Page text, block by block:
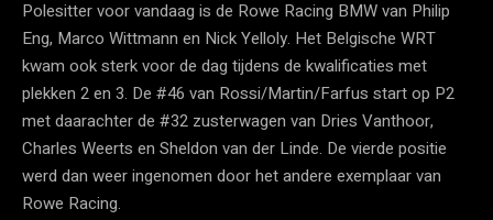
Polesitter voor vandaag is de Rowe Racing BMW van Philip
Eng, Marco Wittmann en Nick Yelloly. Het Belgische WRT
kwam ook sterk voor de dag tijdens de kwalificaties met
plekken 2 en 3. De #46 van Rossi/Martin/Farfus start op P2
met daarachter de #32 zusterwagen van Dries Vanthoor,
Charles Weerts en Sheldon van der Linde. De vierde positie
werd dan weer ingenomen door het andere exemplaar van
Rowe Racing.